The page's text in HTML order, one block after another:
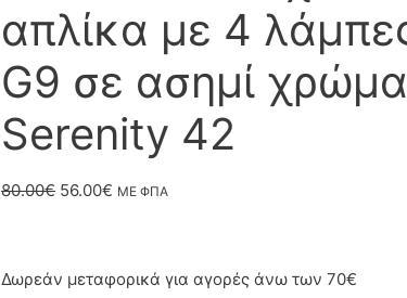
απλίκα με 4
G9 σε ασημί
Serenity 42
80.00€ Original
was:
56.00€ Η
τιμή
ΜΕ ΦΠΑ
Δωρεάν μεταφορικά για αγορές άνω των 70€